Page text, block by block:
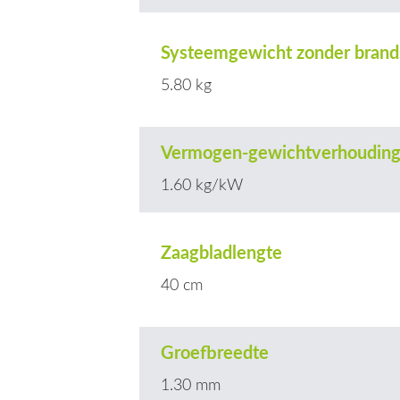
Systeemgewicht zonder
5.80 kg
Vermogen-gewichtverhouding
1.60 kg/kW
Zaagbladlengte
40 cm
Groefbreedte
1.30 mm